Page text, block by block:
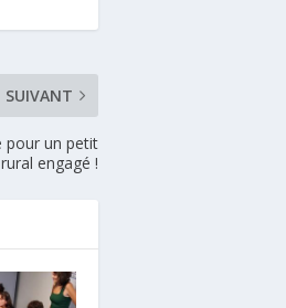
SUIVANT
pour un petit
engagé !